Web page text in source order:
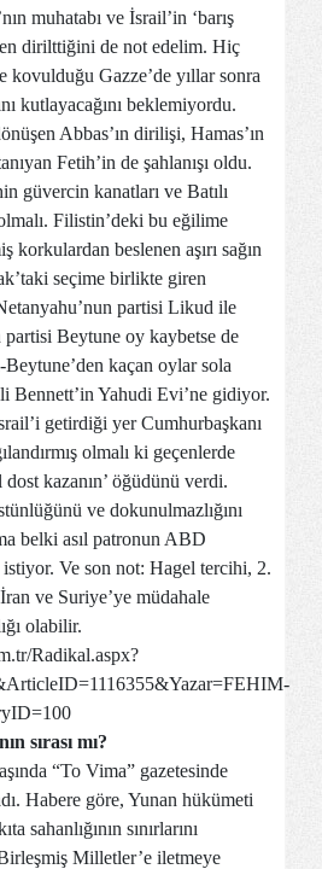
muhatabı ve İsrail’in ‘barış
dirilttiğini de not edelim. Hiç
kovulduğu Gazze’de yıllar sonra
kutlayacağını beklemiyordu.
Abbas’ın dirilişi, Hamas’ın
Fetih’in de şahlanışı oldu.
güvercin kanatları ve Batılı
Filistin’deki bu eğilime
korkulardan beslenen aşırı sağın
seçime birlikte giren
partisi Likud ile
partisi Beytune oy kaybetse de
kaçan oylar sola
Bennett’in Yahudi Evi’ne gidiyor.
getirdiği yer Cumhurbaşkanı
olmalı ki geçenlerde
kazanın’ öğüdünü verdi.
ve dokunulmazlığını
belki asıl patronun ABD
Ve son not: Hagel tercihi, 2.
ve Suriye’ye müdahale
olabilir.
Radikal.aspx?
sırası mı?
“To Vima” gazetesinde
Habere göre, Yunan hükümeti
sahanlığının sınırlarını
Milletler’e iletmeye